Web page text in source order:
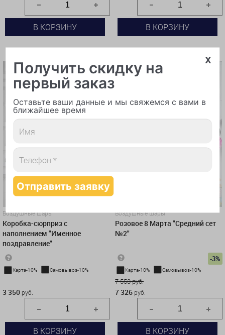
В КОРЗИНУ В КОРЗИНУ
Воздушные шары
Коробка-сюрприз с
наполнением "Именное
поздравление"
Карта-10% Самовывоз-10%
3 350 руб.
В КОРЗИНУ
Воздушные шары
Розовое 8 Марта "Средний сет
№2"
-3%
Карта-10% Самовывоз-10%
7 553 руб.
7 326 руб.
В КОРЗИНУ
x
Получить скидку на
первый заказ
Оставьте ваши данные и мы свяжемся с вами в
ближайшее время